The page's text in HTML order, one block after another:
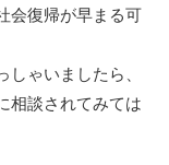
会復帰が早まる可
ゃいましたら、
相談されてみては